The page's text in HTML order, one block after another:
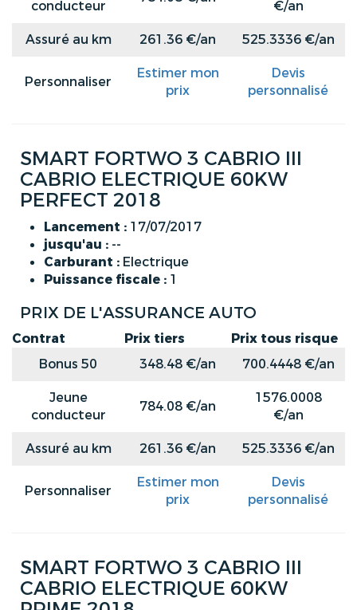
conducteur
€/an
Assuré au km
261.36 €/an 525.3336 €/an
Personnaliser
Estimer mon
prix
Devis
personnalisé
SMART FORTWO 3 CABRIO III
CABRIO ELECTRIQUE 60KW
PERFECT 2018
Lancement : 17/07/2017
jusqu'au : --
Carburant : Electrique
Puissance fiscale : 1
PRIX DE L'ASSURANCE AUTO
Contrat Prix tiers
Prix tous risque
Bonus 50
348.48 €/an
700.4448 €/an
Jeune
conducteur
784.08 €/an
1576.0008
€/an
Assuré au km
261.36 €/an 525.3336 €/an
Personnaliser
Estimer mon
prix
Devis
personnalisé
SMART FORTWO 3 CABRIO III
CABRIO ELECTRIQUE 60KW